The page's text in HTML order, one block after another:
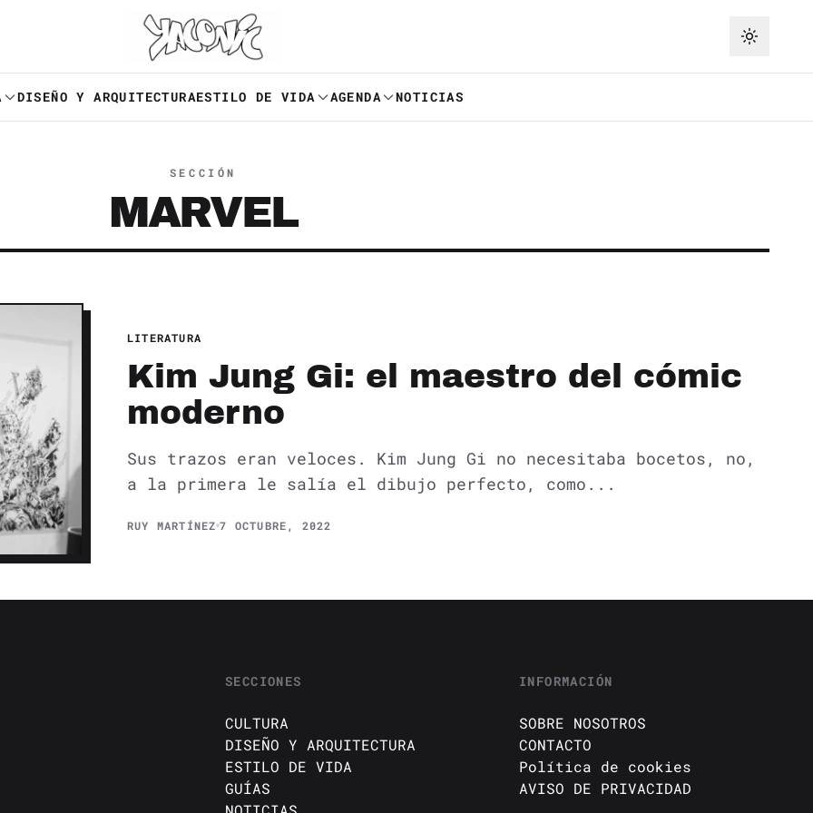
DISEÑO Y ARQUITECTURAESTILO DE VIDA AGENDA NOTICIAS
SECCIÓN
MARVEL
LITERATURA
Kim Jung Gi: el maestro del cómic
moderno
Sus trazos eran veloces. Kim Jung Gi no necesitaba bocetos, no,
a la primera le salía el dibujo perfecto, como...
RUY MARTÍNEZ 7 OCTUBRE, 2022
SECCIONES
CULTURA
DISEÑO Y ARQUITECTURA
ESTILO DE VIDA
GUÍAS
INFORMACIÓN
SOBRE NOSOTROS
CONTACTO
Política de cookies
AVISO DE PRIVACIDAD